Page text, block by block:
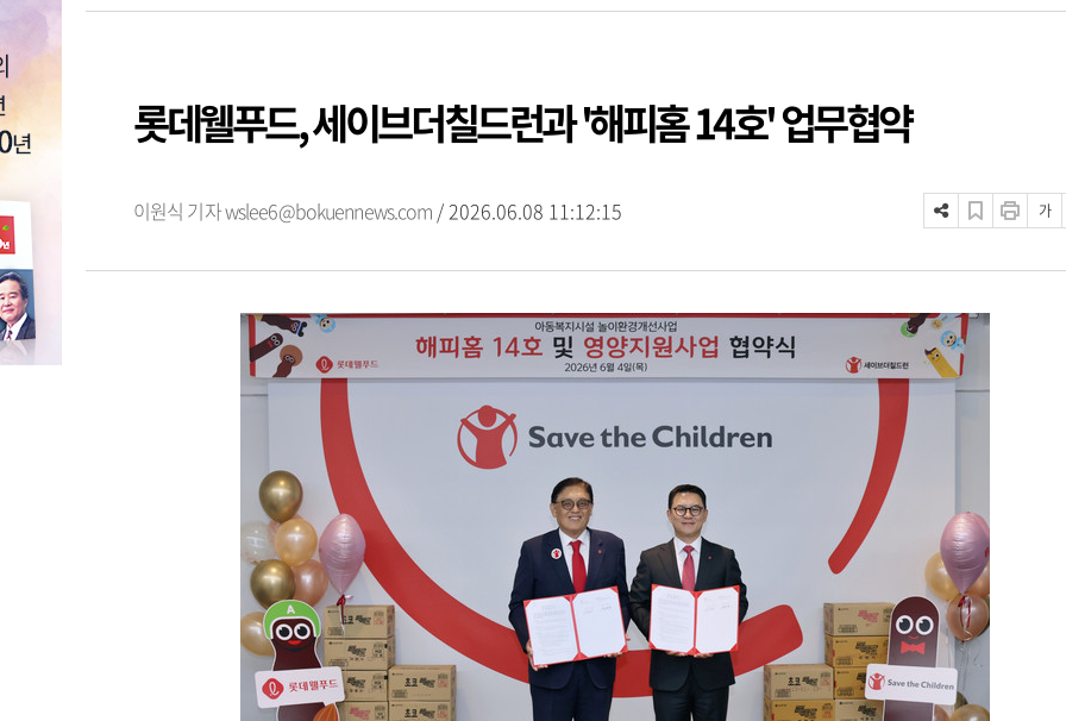
롯데웰푸드, 세이브더칠드런과 '해피홈 14호' 업무협약
이원식 기자wslee6@bokuennews.com / 2026.06.08 11:12:15 가